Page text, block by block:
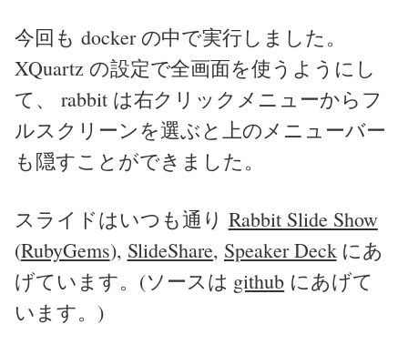
今回も docker の中で実行しました。
XQuartz の設定で全画面を使うようにし
て、 rabbit は右クリックメニューからフ
ルスクリーンを選ぶと上のメニューバー
も隠すことができました。
スライドはいつも通り Rabbit Slide Show
(RubyGems), SlideShare, Speaker Deckにあ
げています。(ソースは github にあげて
います。)